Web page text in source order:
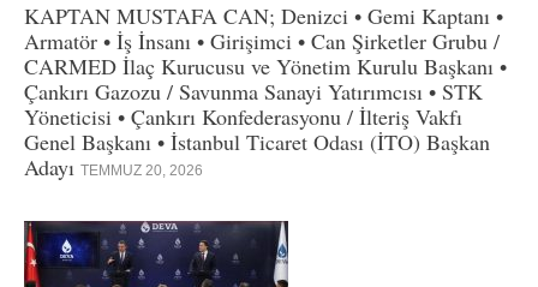
KAPTAN MUSTAFA CAN; Denizci • Gemi Kaptanı •
Armatör • İş İnsanı • Girişimci • Can Şirketler Grubu /
CARMED İlaç Kurucusu ve Yönetim Kurulu Başkanı •
Çankırı Gazozu / Savunma Sanayi Yatırımcısı • STK
Yöneticisi • Çankırı Konfederasyonu / İlteriş Vakfı
Genel Başkanı • İstanbul Ticaret Odası (İTO) Başkan
Adayı TEMMUZ 20, 2026